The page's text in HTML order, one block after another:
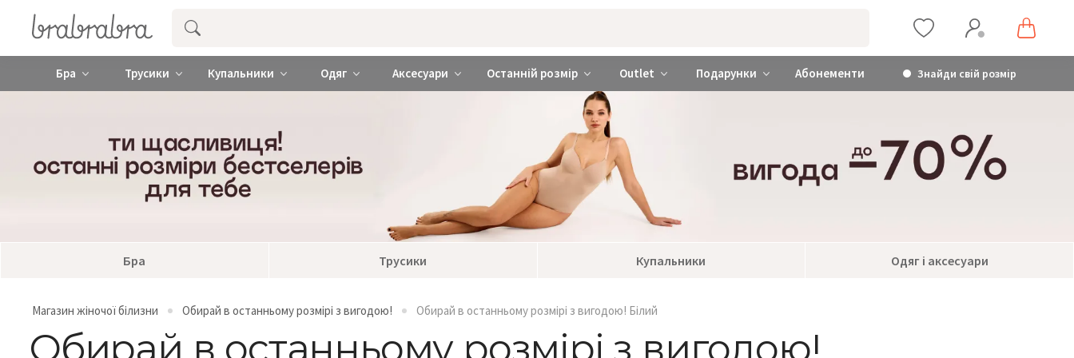
Купити нижню жіночу білизну ❤️ brabrabra ❤️ Київ та Україна
Бра Трусики Купальники Одяг Аксесуари Останній розмір Outlet Подарунки Абонементи Знайди свій розмір
Бра Трусики Купальники Одяг і аксесуари
Магазин жіночої білизни Обирай в останньому розмірі з вигодою! Обирай в останньому розмірі з вигодою! Білий
Обирай в останньому розмірі з вигодою!